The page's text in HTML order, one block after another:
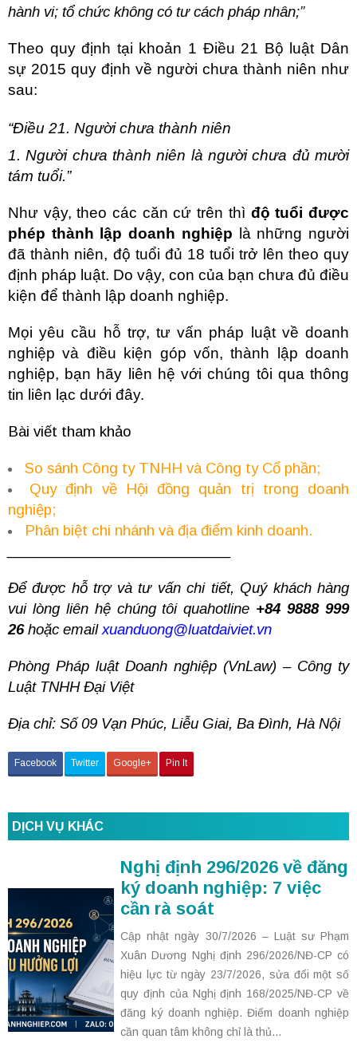
hành vi; tổ chức không có tư cách pháp nhân;”
Theo quy định tại khoản 1 Điều 21 Bộ luật Dân
sự 2015 quy định về người chưa thành niên như
sau:
“Điều 21. Người chưa thành niên
1. Người chưa thành niên là người chưa đủ mười
tám tuổi.”
Như vậy, theo các căn cứ trên thì độ tuổi được
phép thành lập doanh nghiệp là những người
đã thành niên, độ tuổi đủ 18 tuổi trở lên theo quy
định pháp luật. Do vậy, con của bạn chưa đủ điều
kiện để thành lập doanh nghiệp.
Mọi yêu cầu hỗ trợ, tư vấn pháp luật về doanh
nghiệp và điều kiện góp vốn, thành lập doanh
nghiệp, bạn hãy liên hệ với chúng tôi qua thông
tin liên lạc dưới đây.
Bài viết tham khảo
So sánh Công ty TNHH và Công ty Cổ phần;
Quy định về Hội đồng quản trị trong doanh
nghiệp;
Phân biệt chi nhánh và địa điểm kinh doanh.
Để được hỗ trợ và tư vấn chi tiết, Quý khách hàng
vui lòng liên hệ chúng tôi quahotline +84 9888 999
26hoặc emailxuanduong@luatdaiviet.vn
Phòng Pháp luật Doanh nghiệp (VnLaw) – Công ty
Luật TNHH Đại Việt
Địa chỉ: Số 09 Vạn Phúc, Liễu Giai, Ba Đình, Hà Nội
Facebook Twitter Google+ Pin It
DỊCH VỤ KHÁC
Nghị định 296/2026 về đăng
ký doanh nghiệp: 7 việc
cần rà soát
Cập nhật ngày 30/7/2026 – Luật sư Phạm
Xuân Dương Nghị định 296/2026/NĐ-CP có
hiệu lực từ ngày 23/7/2026, sửa đổi một số
quy định của Nghị định 168/2025/NĐ-CP về
đăng ký doanh nghiệp. Điểm doanh nghiệp
cần quan tâm không chỉ là thủ...